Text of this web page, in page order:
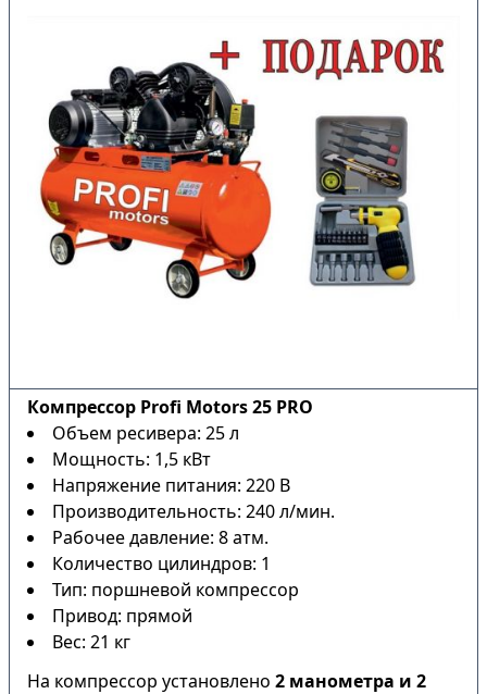
Компрессор Profi Motors 25 PRO
Объем ресивера: 25 л
Мощность: 1,5 кВт
Напряжение питания: 220 В
Производительность: 240 л/мин.
Рабочее давление: 8 атм.
Количество цилиндров: 1
Тип: поршневой компрессор
Привод: прямой
Вес: 21 кг
На компрессор установлено 2 манометра и 2